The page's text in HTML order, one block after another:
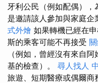
牙利公民（例如配偶）
是邀請該人參加與家庭企
式外燴 如果轉機已經在
斯的乘客可能不再接受
（例如，曾經沒有來自
基的檢查）。 尋人找人
旅遊、短期醫療或偶爾商